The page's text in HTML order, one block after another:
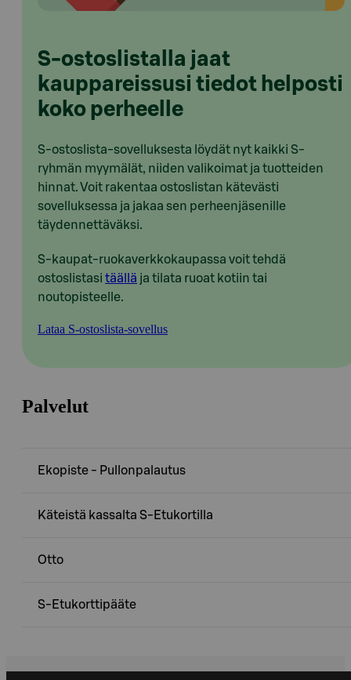
S-ostoslistalla jaat
kauppareissusi tiedot helposti
koko perheelle
S-ostoslista-sovelluksesta löydät nyt kaikki S-
ryhmän myymälät, niiden valikoimat ja tuotteiden
hinnat. Voit rakentaa ostoslistan kätevästi
sovelluksessa ja jakaa sen perheenjäsenille
täydennettäväksi.
S-kaupat-ruokaverkkokaupassa voit tehdä
ostoslistasi täällä ja tilata ruoat kotiin tai
noutopisteelle.
Lataa S-ostoslista-sovellus
Palvelut
Ekopiste - Pullonpalautus
Käteistä kassalta S-Etukortilla
Otto
S-Etukorttipääte